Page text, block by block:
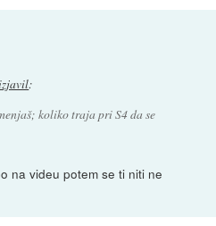
:
koliko traja pri S4 da se
na videu potem se ti niti ne